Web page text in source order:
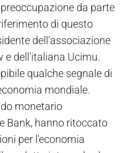
da parte
di questo
dell'associazione
e dell'italiana Ucimu.
qualche segnale di
mondiale.
monetario
Bank, hanno ritoccato
per l'economia